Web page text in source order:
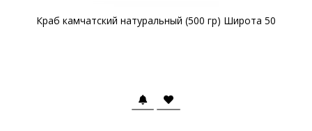
Краб камчатский натуральный (500 гр) Широта 50